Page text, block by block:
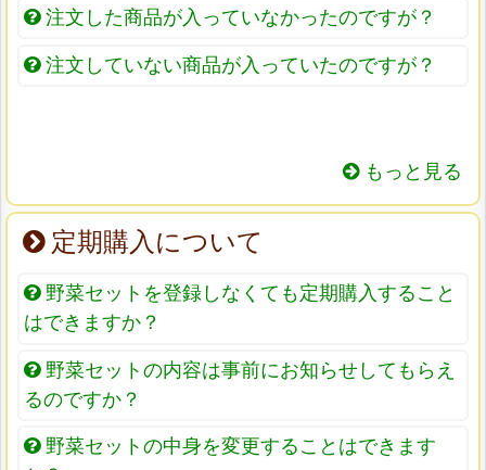
注文した商品が入っていなかったのですが？
注文していない商品が入っていたのですが？
もっと見る
定期購入について
野菜セットを登録しなくても定期購入すること
はできますか？
野菜セットの内容は事前にお知らせしてもらえ
るのですか？
野菜セットの中身を変更することはできます